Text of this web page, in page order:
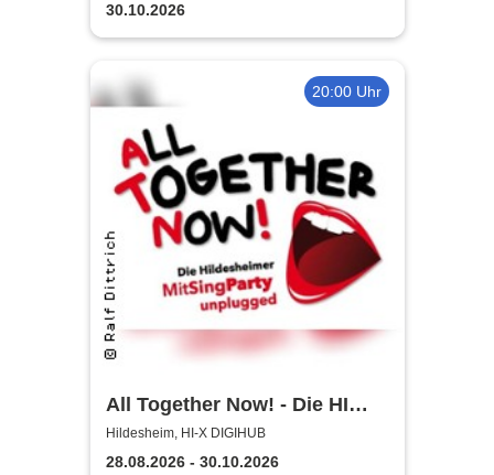
30.10.2026
20:00 Uhr
All Together Now! - Die HI
MitSingParty
Hildesheim, HI-X DIGIHUB
28.08.2026 - 30.10.2026